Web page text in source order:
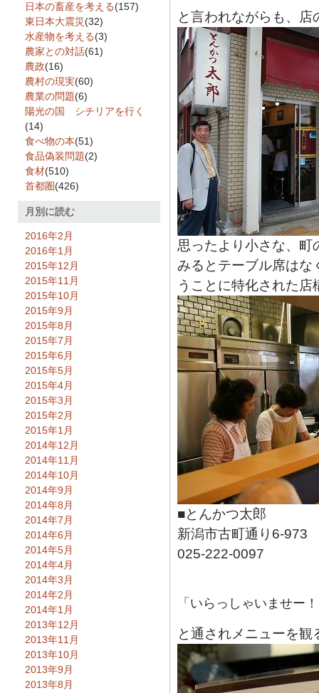
と言われながらも、
思ったより小さな、町
みるとテーブル席はな
うことに特化された店
■とんかつ太郎
新潟市古町通り6-973
025-222-0097
「いらっしゃいませー
と通されメニューを観
日本の畜産を考える(157)
東日本大震災(32)
水産物を考える(3)
農家との対話(61)
農政(16)
農村の現実(60)
農業の問題(6)
陽光の国 シチリアを行く
(14)
食べ物の本(51)
食品偽装問題(2)
食材(510)
首都圏(426)
月別に読む
2016年2月
2016年1月
2015年12月
2015年11月
2015年10月
2015年9月
2015年8月
2015年7月
2015年6月
2015年5月
2015年4月
2015年3月
2015年2月
2015年1月
2014年12月
2014年11月
2014年10月
2014年9月
2014年8月
2014年7月
2014年6月
2014年5月
2014年4月
2014年3月
2014年2月
2014年1月
2013年12月
2013年11月
2013年10月
2013年9月
2013年8月